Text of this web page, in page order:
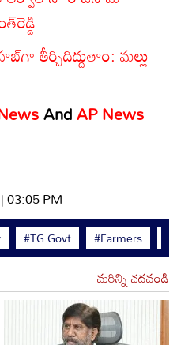
తీర్చిదిద్దుతాం: మల్లు
AndAP News
03:05 PM
#TG Govt #Farmers
మరిన్ని చదవండి